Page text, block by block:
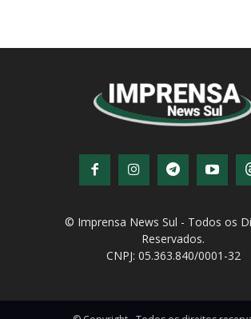
© Imprensa News Sul - Todos os
Reservados.
CNPJ: 05.363.840/0001-32